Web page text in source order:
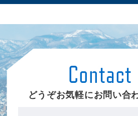
どうぞお気軽にお問い合